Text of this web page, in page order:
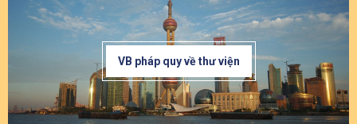
VB pháp quy về thư viện